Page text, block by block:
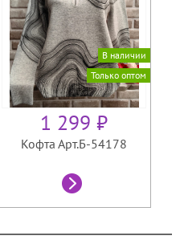
В наличии
Только оптом
1 299 ₽
Кофта Арт.Б-54178